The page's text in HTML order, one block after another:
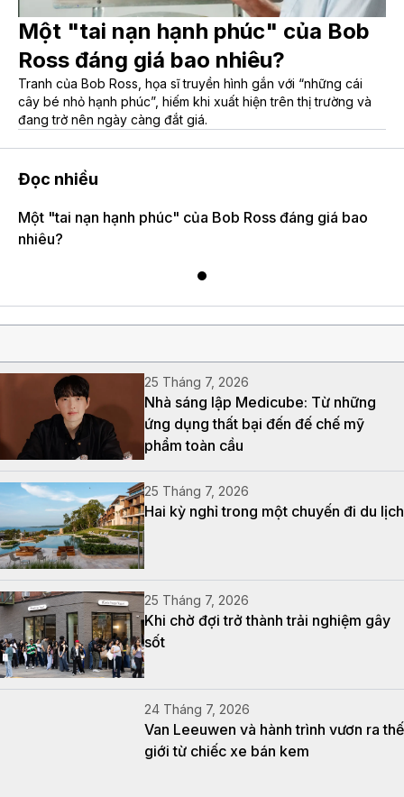
Một "tai nạn hạnh phúc" của Bob
Ross đáng giá bao nhiêu?
Tranh của Bob Ross, họa sĩ truyền hình gắn với “những cái
cây bé nhỏ hạnh phúc”, hiếm khi xuất hiện trên thị trường và
đang trở nên ngày càng đắt giá.
Đọc nhiều
Một "tai nạn hạnh phúc" của Bob Ross đáng giá bao
nhiêu?
25 Tháng 7, 2026
Nhà sáng lập Medicube: Từ những
ứng dụng thất bại đến đế chế mỹ
phẩm toàn cầu
25 Tháng 7, 2026
Hai kỳ nghỉ trong một chuyến đi du lịch
25 Tháng 7, 2026
Khi chờ đợi trở thành trải nghiệm gây
sốt
24 Tháng 7, 2026
Van Leeuwen và hành trình vươn ra thế
giới từ chiếc xe bán kem